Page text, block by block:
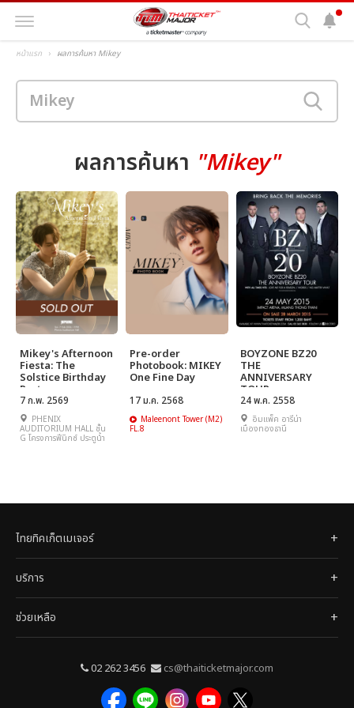
หน้าแรก ผลการค้นหา Mikey
ผลการค้นหา "Mikey"
Mikey's Afternoon
Fiesta: The
Solstice Birthday
Party
7 ก.พ. 2569
PHENIX
AUDITORIUM HALL ชั้น
G โครงการฟีนิกซ์ ประตูน้ำ
Pre-order
Photobook: MIKEY
One Fine Day
17 ม.ค. 2568
Maleenont Tower (M2)
FL.8
BOYZONE BZ20
THE
ANNIVERSARY
TOUR
24 พ.ค. 2558
อิมแพ็ค อารีน่า
เมืองทองธานี
ไทยทิคเก็ตเมเจอร์
บริการ
ช่วยเหลือ
02 262 3456 cs@thaiticketmajor.com